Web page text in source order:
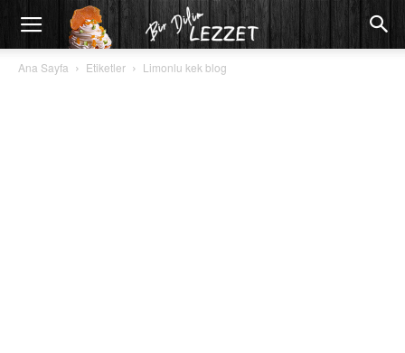
Ana Sayfa Etiketler Limonlu kek blog